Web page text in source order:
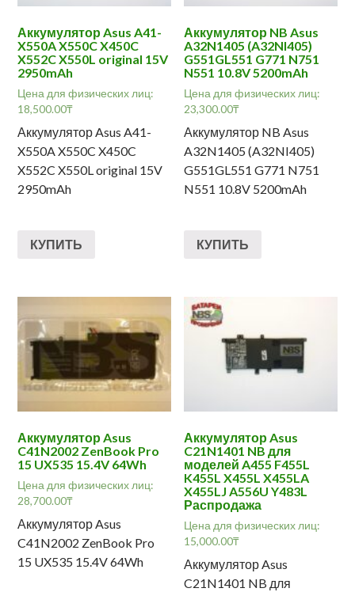
Аккумулятор Asus A41-
X550A X550C X450C
X552C X550L original 15V
2950mAh
Цена для физических лиц:
18,500.00₸
Аккумулятор Asus A41-
X550A X550C X450C
X552C X550L original 15V
2950mAh
КУПИТЬ
Аккумулятор NB Asus
A32N1405 (A32NI405)
G551GL551 G771 N751
N551 10.8V 5200mAh
Цена для физических лиц:
23,300.00₸
Аккумулятор NB Asus
A32N1405 (A32NI405)
G551GL551 G771 N751
N551 10.8V 5200mAh
КУПИТЬ
Аккумулятор Asus
C41N2002 ZenBook Pro
15 UX535 15.4V 64Wh
Цена для физических лиц:
28,700.00₸
Аккумулятор Asus
C41N2002 ZenBook Pro
15 UX535 15.4V 64Wh
Аккумулятор Asus
C21N1401 NB для
моделей A455 F455L
K455L X455L X455LA
X455LJ A556U Y483L
Распродажа
Цена для физических лиц:
15,000.00₸
Аккумулятор Asus
C21N1401 NB для